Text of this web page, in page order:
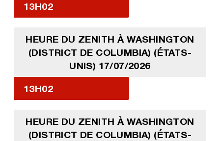
13H02
HEURE DU ZENITH À WASHINGTON
(DISTRICT DE COLUMBIA) (ÉTATS-
UNIS) 17/07/2026
13H02
HEURE DU ZENITH À WASHINGTON
(DISTRICT DE COLUMBIA) (ÉTATS-